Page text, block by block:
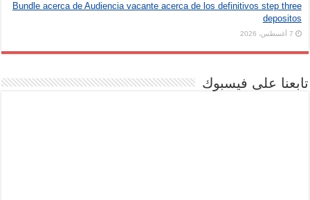
Bundle acerca de Audiencia vacante acerca de los definitivos step three
depositos
7 أغسطس، 2026
تابعنا على فيسبوك